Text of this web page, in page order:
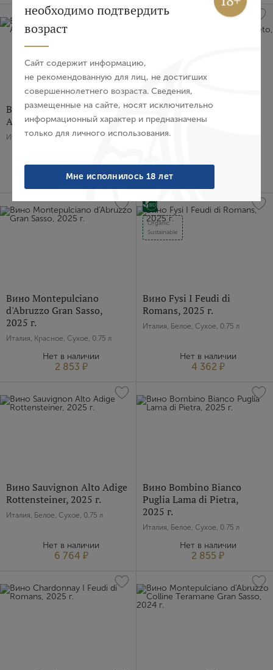
Вино Sangiovese Poggio gli
Angeli La Gerla, 2023 г.
Италия, Красное, Сухое, 0.75 л
Нет в наличии
7 406 ₽
Вино Vino Nobile di
Montepulciano Riserva
Canneto, 2019 г.
Нет в наличии
Вино Montepulciano
d'Abruzzo Gran Sasso,
2025 г.
Италия, Красное, Сухое, 0.75 л
Нет в наличии
2 853 ₽
Organic
Sustainable
Вино Fysi I Feudi di
Romans, 2025 г.
Италия, Белое, Сухое, 0.75 л
Нет в наличии
4 362 ₽
Вино Sauvignon Alto Adige
Rottensteiner, 2025 г.
Италия, Белое, Сухое, 0.75 л
Нет в наличии
6 764 ₽
Вино Bombino Bianco
Puglia Lama di Pietra,
2025 г.
Италия, Белое, Сухое, 0.75 л
Нет в наличии
2 855 ₽
необходимо подтвердить
возраст
Сайт содержит информацию,
не рекомендованную для лиц, не достигших
совершеннолетнего возраста. Сведения,
размещенные на сайте, носят исключительно
информационный характер и предназначены
только для личного использования.
Мне исполнилось 18 лет
Пароль
Войти
Создание учетной записи
Пароль
Я согласен с условиями
пользовательского